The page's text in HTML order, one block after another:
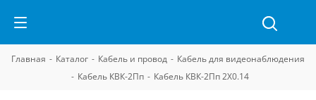
Главная - Каталог - Кабель и провод - Кабель для видеонаблюдения
- Кабель КВК-2Пп - Кабель КВК-2Пп 2Х0.14